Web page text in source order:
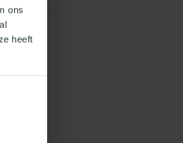
ons
heeft